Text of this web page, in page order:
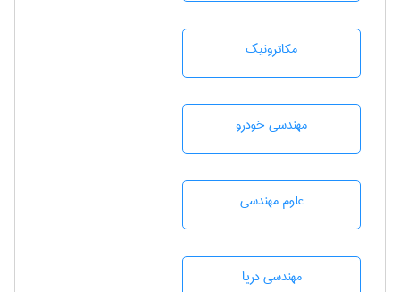
مکاترونیک
مهندسی خودرو
علوم مهندسی
مهندسی دریا